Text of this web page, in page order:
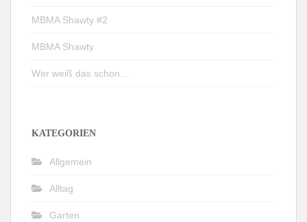
MBMA Shawty #2
MBMA Shawty
Wer weiß das schon…
KATEGORIEN
Allgemein
Alltag
Garten